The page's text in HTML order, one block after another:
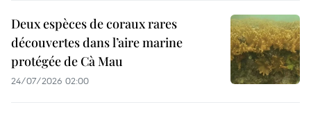
Deux espèces de coraux rares
découvertes dans l’aire marine
protégée de Cà Mau
24/07/2026 02:00